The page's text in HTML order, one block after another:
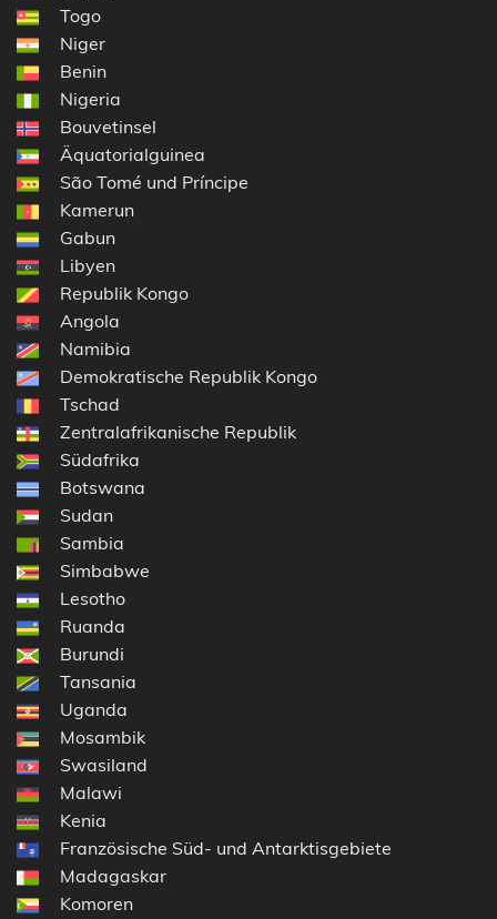
Togo
Niger
Benin
Nigeria
Bouvetinsel
Äquatorialguinea
São Tomé und Príncipe
Kamerun
Gabun
Libyen
Republik Kongo
Angola
Namibia
Demokratische Republik Kongo
Tschad
Zentralafrikanische Republik
Südafrika
Botswana
Sudan
Sambia
Simbabwe
Lesotho
Ruanda
Burundi
Tansania
Uganda
Mosambik
Swasiland
Malawi
Kenia
Französische Süd- und Antarktisgebiete
Madagaskar
Komoren